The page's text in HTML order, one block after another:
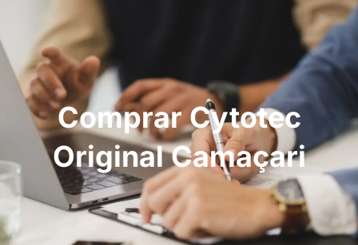
Comprar Cytotec
Original Camaçari